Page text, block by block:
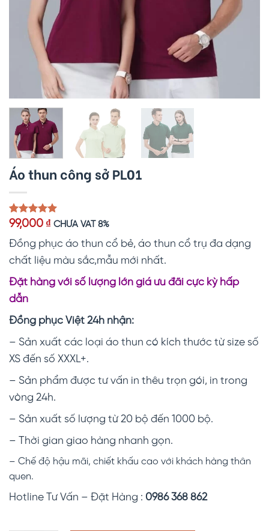
Áo thun công sở PL01
5.00trên 5
dựa trên
1
đánh giá
99,000 ₫ CHƯA VAT 8%
Đồng phục áo thun cổ bẻ, áo thun cổ trụ đa dạng
chất liệu màu sắc,mẫu mới nhất.
Đặt hàng với số lượng lớn giá ưu đãi cực kỳ hấp
dẫn
Đồng phục Việt 24h nhận:
– Sản xuất các loại áo thun có kích thước từ size số
XS đến số XXXL+.
– Sản phẩm được tư vấn in thêu trọn gói, in trong
vòng 24h.
– Sản xuất số lượng từ 20 bộ đến 1000 bộ.
– Thời gian giao hàng nhanh gọn.
– Chế độ hậu mãi, chiết khấu cao với khách hàng thân
quen.
Hotline Tư Vấn – Đặt Hàng : 0986 368 862